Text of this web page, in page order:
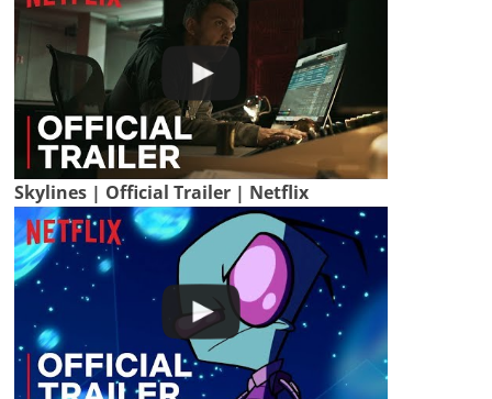
Skylines | Official Trailer | Netflix